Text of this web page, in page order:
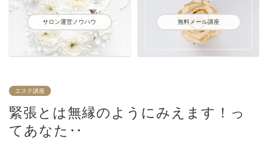
サロン運営ノウハウ 無料メール講座
エステ講座
緊張とは無縁のようにみえます！っ
てあなた‥